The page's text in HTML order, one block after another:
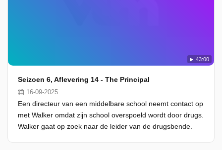
43:00
Seizoen 6, Aflevering 14 - The Principal
16-09-2025
Een directeur van een middelbare school neemt contact op
met Walker omdat zijn school overspoeld wordt door drugs.
Walker gaat op zoek naar de leider van de drugsbende.